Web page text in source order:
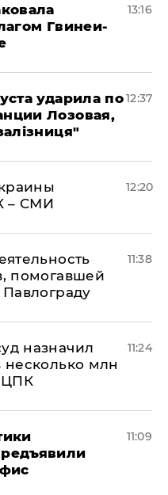
Гвинеи-
13:16
ударила по
Лозовая,
12:37
– СМИ
12:20
помогавшей
11:38
назначил
млн
ЦПК
11:24
11:09